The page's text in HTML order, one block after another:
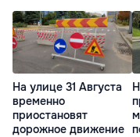
На улице 31 Августа
временно
приостановят
дорожное движение